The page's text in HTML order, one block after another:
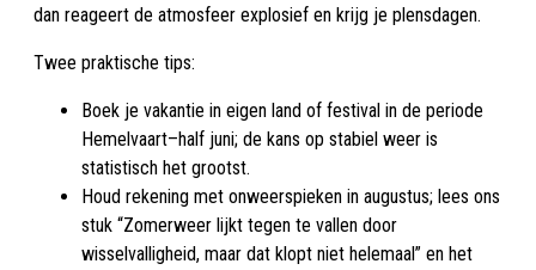
dan reageert de atmosfeer explosief en krijg je plensdagen.
Twee praktische tips:
Boek je vakantie in eigen land of festival in de periode
Hemelvaart–half juni; de kans op stabiel weer is
statistisch het grootst.
Houd rekening met onweerspieken in augustus; lees ons
stuk “Zomerweer lijkt tegen te vallen door
wisselvalligheid, maar dat klopt niet helemaal” en het